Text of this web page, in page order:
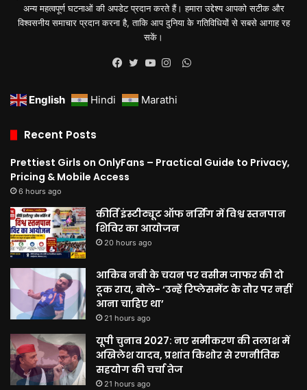
अन्य महत्वपूर्ण घटनाओं की अपडेट प्रदान करते हैं। हमारा उद्देश्य आपको सटीक और
विश्वसनीय समाचार प्रदान करना है, ताकि आप दुनिया के गतिविधियों से सबसे आगाह रह
सकें।
WhatsApp
English Hindi Marathi
Recent Posts
Prettiest Girls on OnlyFans – Practical Guide to Privacy,
Pricing & Mobile Access
6 hours ago
कीर्ति इंस्टीट्यूट ऑफ नर्सिंग में विश्व स्तनपान
शिविर का आयोजन
20 hours ago
आकिब नबी के चयन पर वसीम जाफर की दो
टूक राय, बोले- ‘उन्हें रिप्लेसमेंट के तौर पर नहीं
आना चाहिए था’
21 hours ago
यूपी चुनाव 2027: नए समीकरण की तलाश में
अखिलेश यादव, प्रशांत किशोर से रणनीतिक
सहयोग की चर्चा तेज
21 hours ago